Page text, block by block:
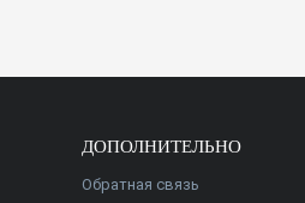
ДОПОЛНИТЕЛЬНО
Обратная связь